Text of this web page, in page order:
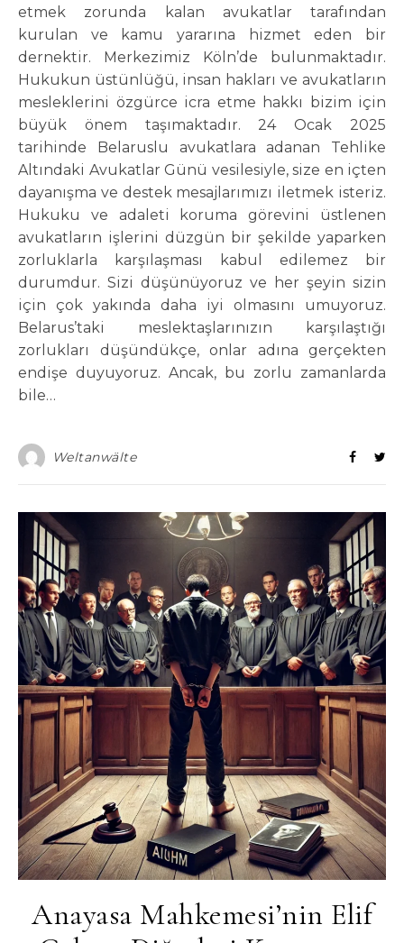
etmek zorunda kalan avukatlar tarafından
kurulan ve kamu yararına hizmet eden bir
dernektir. Merkezimiz Köln’de bulunmaktadır.
Hukukun üstünlüğü, insan hakları ve avukatların
mesleklerini özgürce icra etme hakkı bizim için
büyük önem taşımaktadır. 24 Ocak 2025
tarihinde Belaruslu avukatlara adanan Tehlike
Altındaki Avukatlar Günü vesilesiyle, size en içten
dayanışma ve destek mesajlarımızı iletmek isteriz.
Hukuku ve adaleti koruma görevini üstlenen
avukatların işlerini düzgün bir şekilde yaparken
zorluklarla karşılaşması kabul edilemez bir
durumdur. Sizi düşünüyoruz ve her şeyin sizin
için çok yakında daha iyi olmasını umuyoruz.
Belarus’taki meslektaşlarınızın karşılaştığı
zorlukları düşündükçe, onlar adına gerçekten
endişe duyuyoruz. Ancak, bu zorlu zamanlarda
bile…
Weltanwälte
Anayasa Mahkemesi’nin Elif